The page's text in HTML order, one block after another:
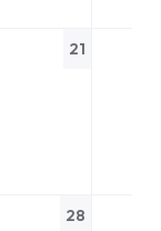
21
28